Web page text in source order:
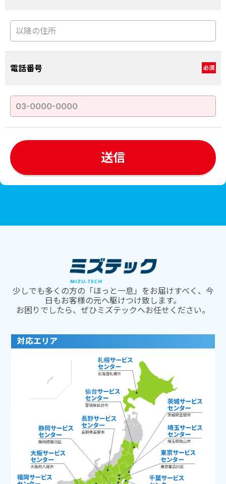
電話番号 必須
少しでも多くの方の「ほっと一息」をお届けすべく、今
日もお客様の元へ駆けつけ致します。
お困りでしたら、ぜひミズテックへお任せください。
対応エリア